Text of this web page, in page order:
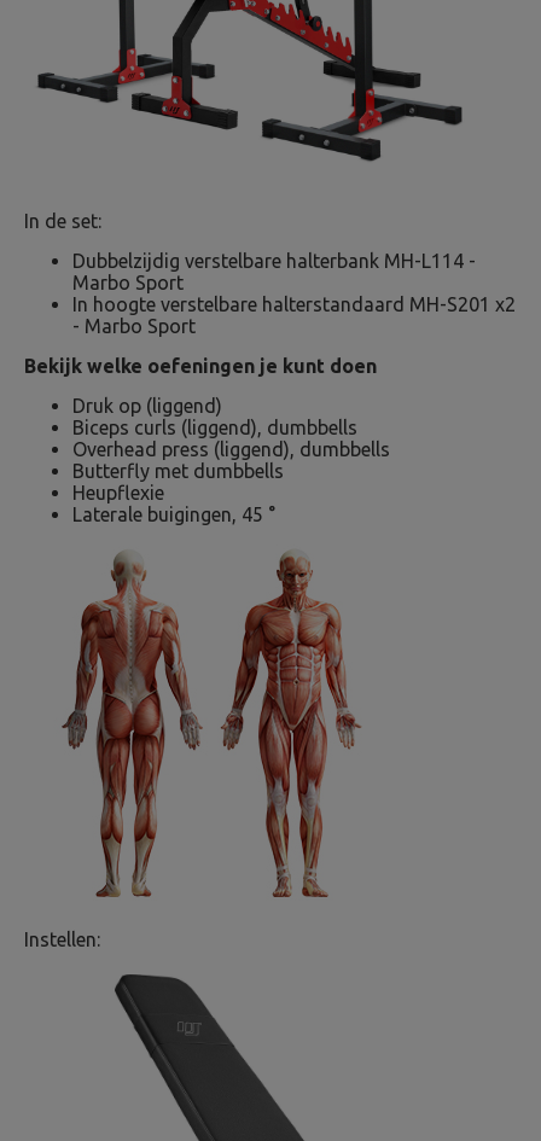
In de set:
Dubbelzijdig verstelbare halterbank MH-L114 -
Marbo Sport
In hoogte verstelbare halterstandaard MH-S201 x2
- Marbo Sport
Bekijk welke oefeningen je kunt doen
Druk op (liggend)
Biceps curls (liggend), dumbbells
Overhead press (liggend), dumbbells
Butterfly met dumbbells
Heupflexie
Laterale buigingen, 45 °
Instellen: